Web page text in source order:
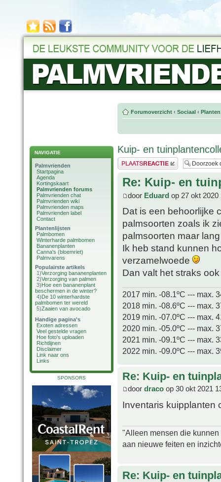
NAVIGATIE
Palmvrienden
Startpagina
Agenda
Kortingskaart
Palmvrienden forums
Palmvrienden chat
Palmvrienden wiki
Palmvrienden maps
Palmvrienden label
Contact
Plantenlijsten
Palmbomen
Winterharde palmbomen
Bananenplanten
Canna's (bloemriet)
Palmvarens
Populairste artikels
1)Verzorging bananenplanten
2)Verzorging van palmen
3)Hoe een bananenplant
beschermen in de winter?
4)De 10 winterhardste
palmbomen ter wereld
5)Zaaien van avocado
Handige pagina's
Exoten adressen
Veel gestelde vragen
Hoe foto's uploaden
Richtlijnen
Disclaimer
Link naar ons
Links
SPONSORS
Forumoverzicht ‹ Sociaal ‹
Kuip- en
Plaats een reactie
Re: Kuip- en
door Eduard op 27 okt 2020
Dat is een behoorlijke
palmsoorten zoals ik
palmsoorten maar
Ik heb stand kunnen
verzamelwoede
Dan valt het straks
2017 min. -08.1ºC --- max.
2018 min. -08.6ºC --- max.
2019 min. -07.0ºC --- max.
2020 min. -05.0ºC --- max.
2021 min. -09.1ºC --- max.
2022 min. -09.0ºC --- max.
Re: Kuip- en
door draco op 30 okt 2021
Inventaris kuipplanten
"Alleen mensen die
aan nieuwe feiten en
Re: Kuip- en